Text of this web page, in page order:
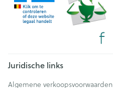
Juridische links
Algemene verkoopsvoorwaarden